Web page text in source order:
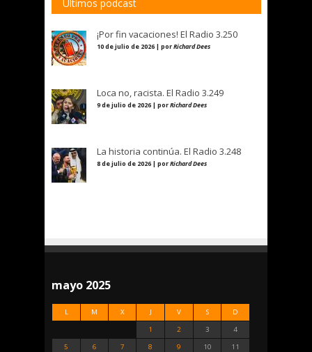
Últimos podcast
¡Por fin vacaciones! El Radio 3.250
10 de julio de 2026 | porRichard Dees
Loca no, racista. El Radio 3.249
9 de julio de 2026 | porRichard Dees
La historia continúa. El Radio 3.248
8 de julio de 2026 | porRichard Dees
mayo 2025
L M X J V S D
1 2 3
4
5
6 7 8 9 10
11